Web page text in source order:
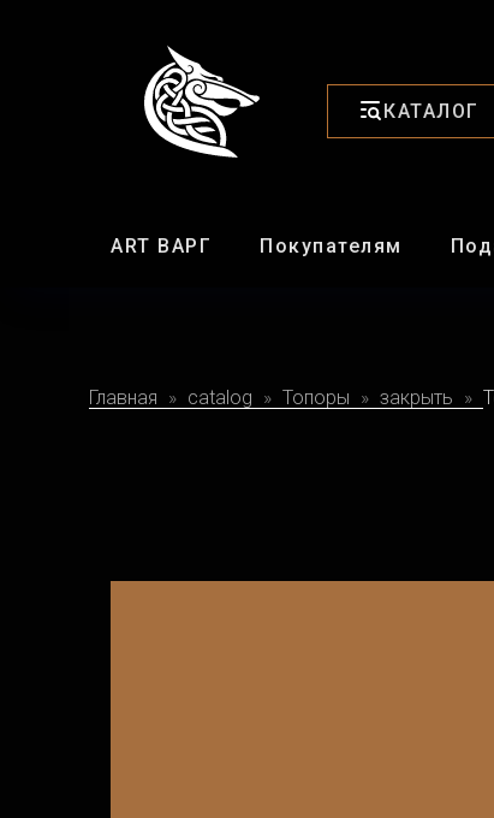
КАТАЛОГ
ART ВАРГ Покупателям
Главная catalog Топоры закрыть